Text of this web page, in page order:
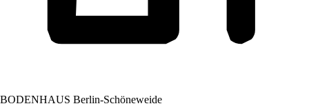
BODENHAUS Berlin-Schöneweide